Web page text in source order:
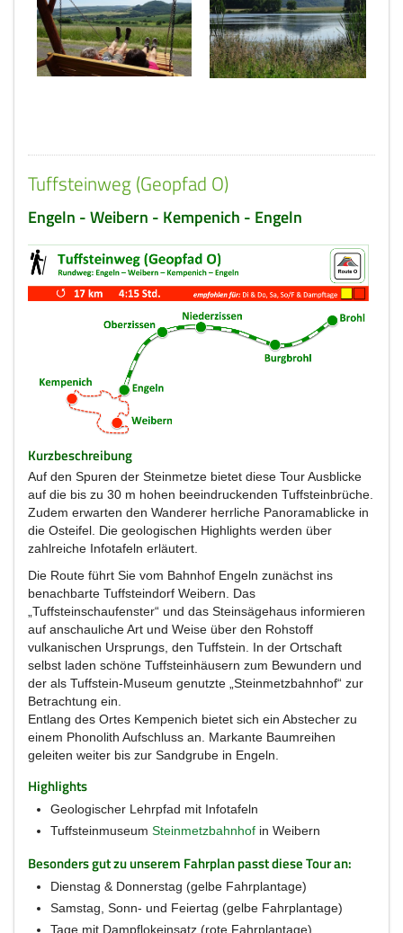
Tuffsteinweg (Geopfad O)
Engeln - Weibern - Kempenich - Engeln
Kurzbeschreibung
Auf den Spuren der Steinmetze bietet diese Tour Ausblicke
auf die bis zu 30 m hohen beeindruckenden Tuffsteinbrüche.
Zudem erwarten den Wanderer herrliche Panoramablicke in
die Osteifel. Die geologischen Highlights werden über
zahlreiche Infotafeln erläutert.
Die Route führt Sie vom Bahnhof Engeln zunächst ins
benachbarte Tuffsteindorf Weibern. Das
„Tuffsteinschaufenster“ und das Steinsägehaus informieren
auf anschauliche Art und Weise über den Rohstoff
vulkanischen Ursprungs, den Tuffstein. In der Ortschaft
selbst laden schöne Tuffsteinhäusern zum Bewundern und
der als Tuffstein-Museum genutzte „Steinmetzbahnhof“ zur
Betrachtung ein.
Entlang des Ortes Kempenich bietet sich ein Abstecher zu
einem Phonolith Aufschluss an. Markante Baumreihen
geleiten weiter bis zur Sandgrube in Engeln.
Highlights
Geologischer Lehrpfad mit Infotafeln
Tuffsteinmuseum Steinmetzbahnhof in Weibern
Besonders gut zu unserem Fahrplan passt diese Tour an:
Dienstag & Donnerstag (gelbe Fahrplantage)
Samstag, Sonn- und Feiertag (gelbe Fahrplantage)
Tage mit Dampflokeinsatz (rote Fahrplantage)